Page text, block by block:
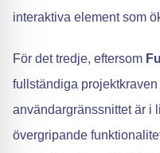
interaktiva element som
För det tredje, eftersom
fullständiga
användargränssnittet är i
övergripande